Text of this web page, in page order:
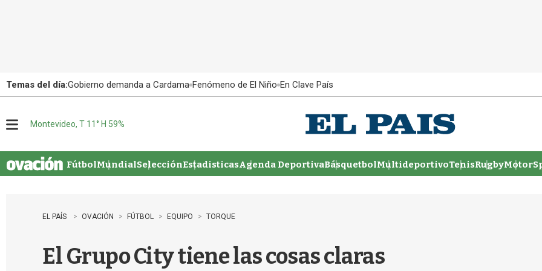
Temas del día:Gobierno demanda a Cardama Fenómeno de El Niño En Clave País
u
Montevideo, T 11° H 59%
FútbolMundialSelecciónEstadisticasAgenda DeportivaBásquetbolMultideportivoTenisRugby
EL PAÍS OVACIÓN FÚTBOL EQUIPO TORQUE
El Grupo City tiene las cosas claras